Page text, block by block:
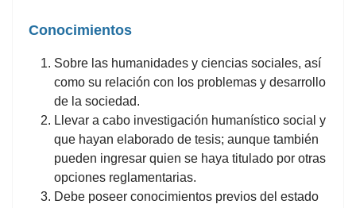
Conocimientos
Sobre las humanidades y ciencias sociales, así
como su relación con los problemas y desarrollo
de la sociedad.
Llevar a cabo investigación humanístico social y
que hayan elaborado de tesis; aunque también
pueden ingresar quien se haya titulado por otras
opciones reglamentarias.
Debe poseer conocimientos previos del estado